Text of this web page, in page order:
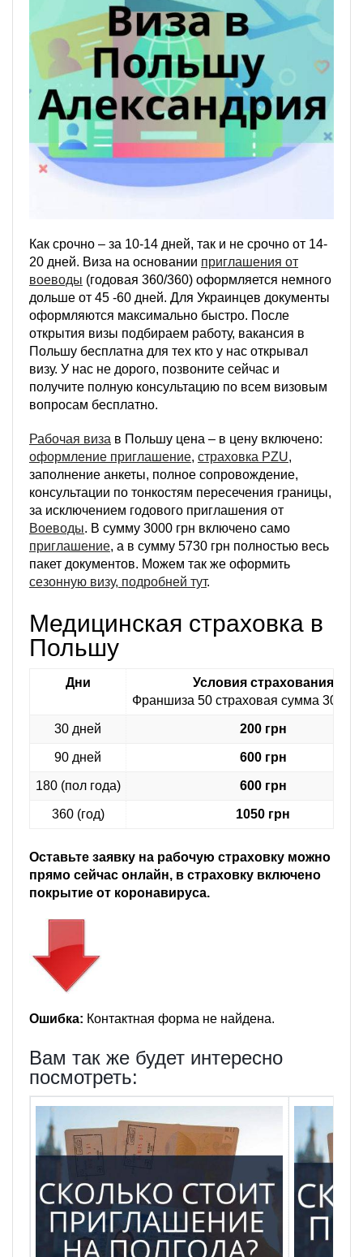
Как срочно – за 10-14 дней, так и не срочно от 14-
20 дней. Виза на основании приглашения от
воеводы (годовая 360/360) оформляется немного
дольше от 45 -60 дней. Для Украинцев документы
оформляются максимально быстро. После
открытия визы подбираем работу, вакансия в
Польшу бесплатна для тех кто у нас открывал
визу. У нас не дорого, позвоните сейчас и
получите полную консультацию по всем визовым
вопросам бесплатно.
Рабочая виза в Польшу цена – в цену включено:
оформление приглашение, страховка PZU,
заполнение анкеты, полное сопровождение,
консультации по тонкостям пересечения границы,
за исключением годового приглашения от
Воеводы. В сумму 3000 грн включено само
приглашение, а в сумму 5730 грн полностью весь
пакет документов. Можем так же оформить
сезонную визу, подробней тут.
Медицинская страховка в
Польшу
Дни
Условия страхования
Франшиза 50 страховая сумма 30
30 дней 200 грн
90 дней 600 грн
180 (пол года) 600 грн
360 (год) 1050 грн
Оставьте заявку на рабочую страховку можно
прямо сейчас онлайн, в страховку включено
покрытие от коронавируса.
Ошибка: Контактная форма не найдена.
Вам так же будет интересно
посмотреть: